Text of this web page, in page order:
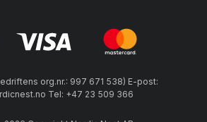
org.nr.: 997 671 538) E-post:
Tel: +47 23 509 366